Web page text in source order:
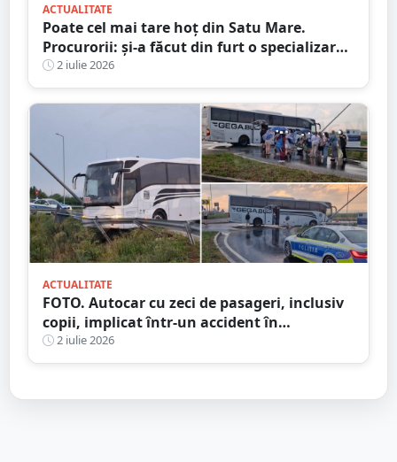
ACTUALITATE
Poate cel mai tare hoț din Satu Mare.
Procurorii: și-a făcut din furt o specializare
de peste 20 de ani
2 iulie 2026
ACTUALITATE
FOTO. Autocar cu zeci de pasageri, inclusiv
copii, implicat într-un accident în
municipiul Satu Mare
2 iulie 2026